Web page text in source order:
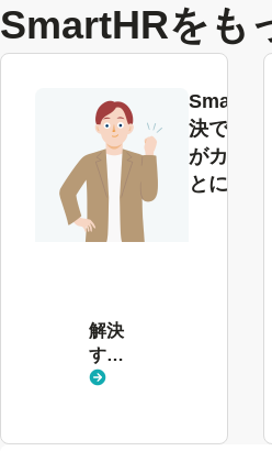
SmartHRをも
SmartHR
決できる
がカテゴ
とにわか
解決
する
課題